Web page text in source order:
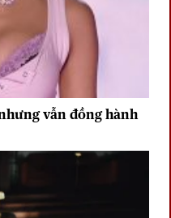
vẫn đồng hành